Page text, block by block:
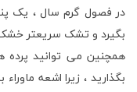
در فصول گرم سال ، یک
بگیرد و تشک سریعتر
همچنین می توانید پرده
بگذارید ، زیرا اشعه